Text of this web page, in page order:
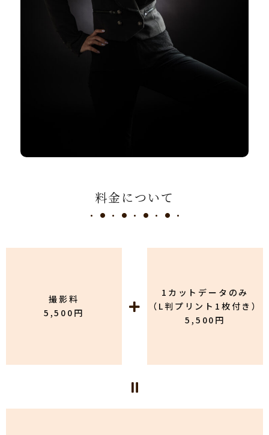
料金について
撮影料
5,500円
1カットデータのみ
（L判プリント1枚付き）
5,500円